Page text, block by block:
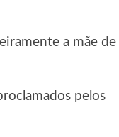
a mãe de
pelos